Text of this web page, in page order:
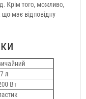
Крім того, можливо,
має відповідну
л
Вт